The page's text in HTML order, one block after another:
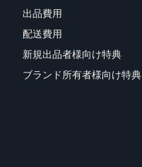
出品費用
配送費用
新規出品者様向け特典
ブランド所有者様向け特典